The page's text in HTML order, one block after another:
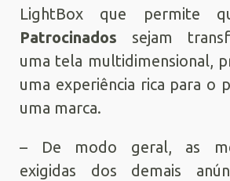
LightBox que permite
Patrocinados sejam
uma tela multidimensional,
uma experiência rica para o
uma marca.
– De modo geral, as
exigidas dos demais